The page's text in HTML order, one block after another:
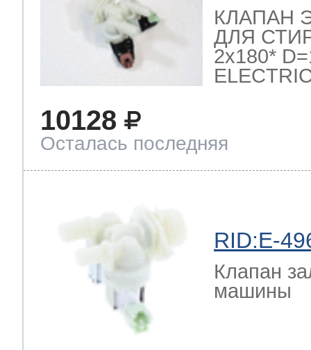
КЛАПАН
ДЛЯ
2x180*
10128
Осталась последняя
RID:E-
Клапан
машины